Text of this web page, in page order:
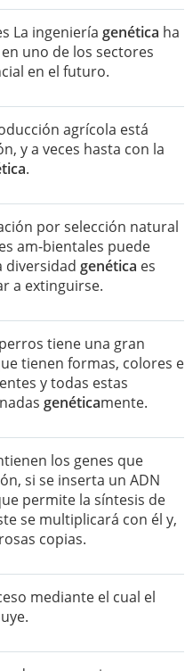
La ingeniería genética ha
uno de los sectores
en el futuro.
agrícola está
y a veces hasta con la
.
por selección natural
am-bientales puede
diversidad genética es
a extinguirse.
tiene una gran
tienen formas, colores e
y todas estas
genéticamente.
los genes que
si se inserta un ADN
permite la síntesis de
se multiplicará con él y,
copias.
mediante el cual el